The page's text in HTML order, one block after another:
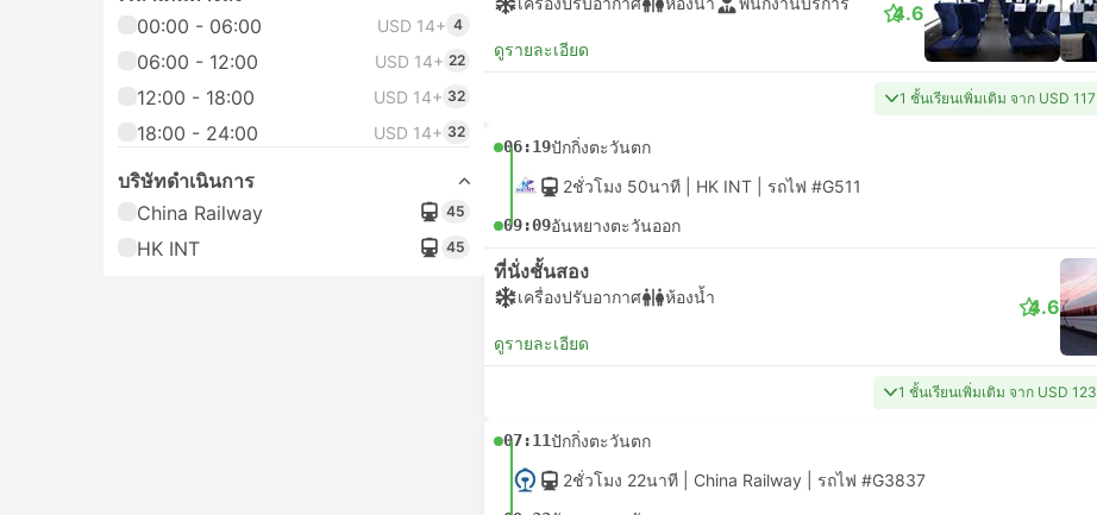
00:00 - 06:00
USD 14+ 4
06:00 - 12:00 USD 14+ 22
12:00 - 18:00 USD 14+ 32
18:00 - 24:00 USD 14+ 32
บริษัทดำเนินการ
China Railway
45
HK INT 45
ดูรายละเอียด
4.6
1 ชั้นเรียนเพิ่มเติม จาก USD 117
06:19ปักกิ่งตะวันตก
2ชั่วโมง 50นาที | HK INT รถไฟ #G511
09:09อันหยางตะวันออก
ที่นั่งชั้นสอง
เครื่องปรับอากาศ ห้องน้ำ
ดูรายละเอียด
4.6
1 ชั้นเรียนเพิ่มเติม จาก USD 123
07:11ปักกิ่งตะวันตก
2ชั่วโมง 22นาที | China Railway รถไฟ #G3837